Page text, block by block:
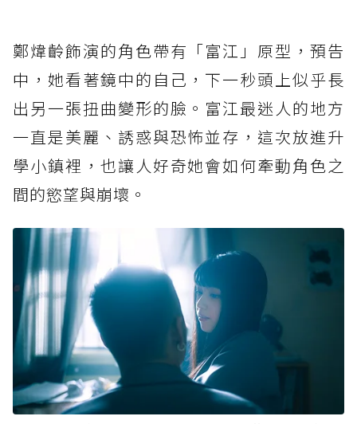
鄭煒齡飾演的角色帶有「富江」原型，預告
中，她看著鏡中的自己，下一秒頭上似乎長
出另一張扭曲變形的臉。富江最迷人的地方
一直是美麗、誘惑與恐怖並存，這次放進升
學小鎮裡，也讓人好奇她會如何牽動角色之
間的慾望與崩壞。